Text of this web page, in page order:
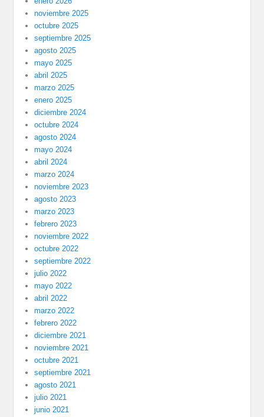
noviembre 2025
octubre 2025
septiembre 2025
agosto 2025
mayo 2025
abril 2025
marzo 2025
enero 2025
diciembre 2024
octubre 2024
agosto 2024
mayo 2024
abril 2024
marzo 2024
noviembre 2023
agosto 2023
marzo 2023
febrero 2023
noviembre 2022
octubre 2022
septiembre 2022
julio 2022
mayo 2022
abril 2022
marzo 2022
febrero 2022
diciembre 2021
noviembre 2021
octubre 2021
septiembre 2021
agosto 2021
julio 2021
junio 2021